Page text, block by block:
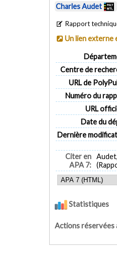
Charles Audet
Rapport
Un lien externe
Centre de
URL de
Numéro du
URL
Date du
Dernière
Citer en
APA 7:
Statistiques
Actions réservées